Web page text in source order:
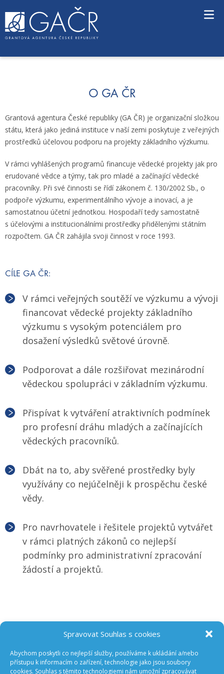
Spravovat Souhlas s cookies
Abychom poskytli co nejlepší služby, používáme k ukládání a/nebo
přístupu k informacím o zařízení, technologie jako jsou soubory
cookies. Souhlas s těmito technologiemi nám umožní zpracovávat
o
O GA ČR
Grantová agentura České republiky (GA ČR) je organizační složkou
státu, která jako jediná instituce v naší zemi poskytuje z veřejných
prostředků účelovou podporu na projekty základního výzkumu.
V rámci vyhlášených programů financuje vědecké projekty jak pro
erudované vědce a týmy, tak pro mladé a začínající vědecké
pracovníky. Při své činnosti se řídí zákonem č. 130/2002 Sb., o
podpoře výzkumu, experimentálního vývoje a inovací, a je
samostatnou účetní jednotkou. Hospodaří tedy samostatně
s účelovými a institucionálními prostředky přidělenými státním
rozpočtem. GA ČR zahájila svoji činnost v roce 1993.
CÍLE GA ČR:
V rámci veřejných soutěží ve výzkumu a vývoji
financovat vědecké projekty základního
výzkumu s vysokým potenciálem pro
dosažení výsledků světové úrovně.
Podporovat a dále rozšiřovat mezinárodní
vědeckou spolupráci v základním výzkumu.
Přispívat k vytváření atraktivních podmínek
pro profesní dráhu mladých a začínajících
vědeckých pracovníků.
Dbát na to, aby svěřené prostředky byly
využívány co nejúčelněji k prospěchu české
vědy.
Pro navrhovatele i řešitele projektů vytvářet
v rámci platných zákonů co nejlepší
podmínky pro administrativní zpracování
žádostí a projektů.
ODEBÍREJTE NOVINKY Z GA ČR